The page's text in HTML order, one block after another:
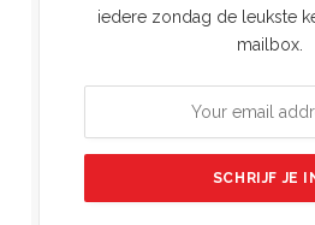
iedere zondag de leukste
mailbox.